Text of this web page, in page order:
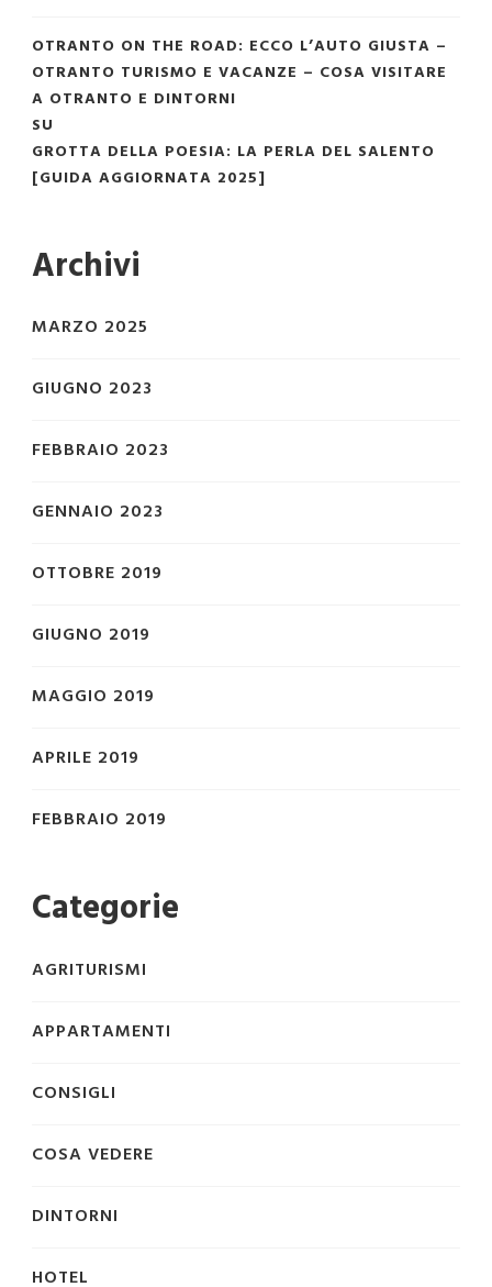
OTRANTO ON THE ROAD: ECCO L’AUTO GIUSTA –
OTRANTO TURISMO E VACANZE – COSA VISITARE
A OTRANTO E DINTORNI
SU
GROTTA DELLA POESIA: LA PERLA DEL SALENTO
[GUIDA AGGIORNATA 2025]
Archivi
MARZO 2025
GIUGNO 2023
FEBBRAIO 2023
GENNAIO 2023
OTTOBRE 2019
GIUGNO 2019
MAGGIO 2019
APRILE 2019
FEBBRAIO 2019
Categorie
AGRITURISMI
APPARTAMENTI
CONSIGLI
COSA VEDERE
DINTORNI
HOTEL